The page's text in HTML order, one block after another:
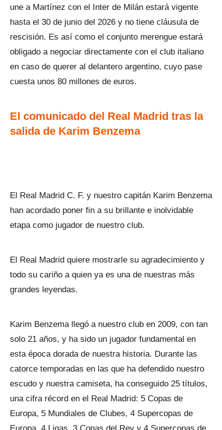
une a Martínez con el Inter de Milán estará vigente
hasta el 30 de junio del 2026 y no tiene cláusula de
rescisión. Es así como el conjunto merengue estará
obligado a negociar directamente con el club italiano
en caso de querer al delantero argentino, cuyo pase
cuesta unos 80 millones de euros.
El comunicado del Real Madrid tras la
salida de Karim Benzema
El Real Madrid C. F. y nuestro capitán Karim Benzema
han acordado poner fin a su brillante e inolvidable
etapa como jugador de nuestro club.
El Real Madrid quiere mostrarle su agradecimiento y
todo su cariño a quien ya es una de nuestras más
grandes leyendas.
Karim Benzema llegó a nuestro club en 2009, con tan
solo 21 años, y ha sido un jugador fundamental en
esta época dorada de nuestra historia. Durante las
catorce temporadas en las que ha defendido nuestro
escudo y nuestra camiseta, ha conseguido 25 títulos,
una cifra récord en el Real Madrid: 5 Copas de
Europa, 5 Mundiales de Clubes, 4 Supercopas de